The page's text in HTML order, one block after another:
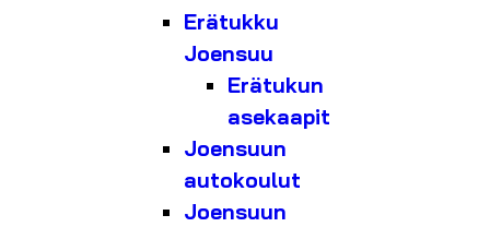
Erätukku
Joensuu
Erätukun
asekaapit
Joensuun
autokoulut
Joensuun